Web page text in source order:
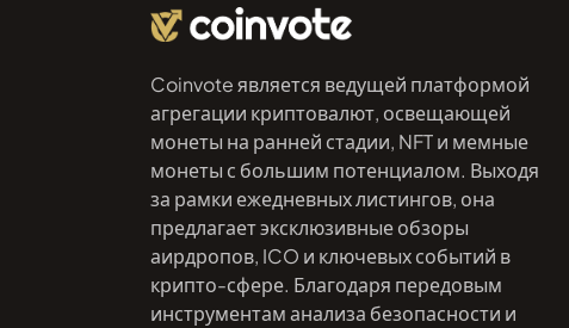
Coinvote является ведущей платформой
агрегации криптовалют, освещающей
монеты на ранней стадии, NFT и мемные
монеты с большим потенциалом. Выходя
за рамки ежедневных листингов, она
предлагает эксклюзивные обзоры
аирдропов, ICO и ключевых событий в
крипто-сфере. Благодаря передовым
инструментам анализа безопасности и